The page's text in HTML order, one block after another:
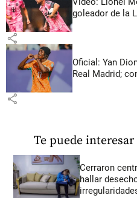
goleador de la
share
Oficial: Yan
Real Madrid;
share
Te puede interesar
Cerraron
hallar